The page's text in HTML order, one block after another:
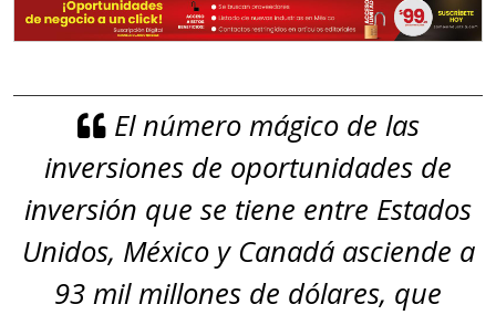
El número mágico de las
inversiones de oportunidades de
inversión que se tiene entre Estados
Unidos, México y Canadá asciende a
93 mil millones de dólares, que